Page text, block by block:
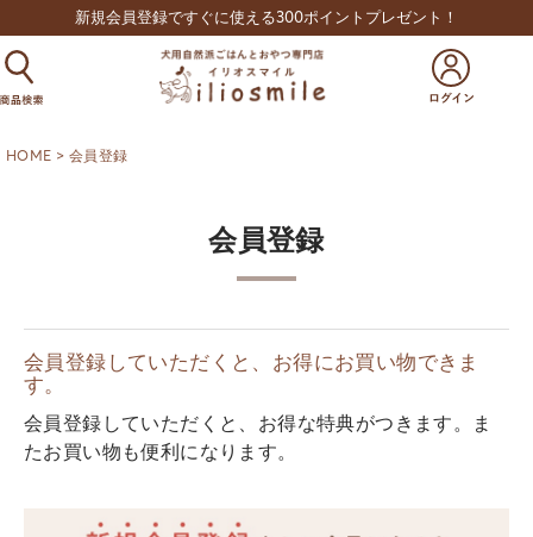
新規会員登録ですぐに使える300ポイントプレゼント！
HOME 会員登録
会員登録
会員登録していただくと、お得にお買い物できま
す。
会員登録していただくと、お得な特典がつきます。ま
たお買い物も便利になります。